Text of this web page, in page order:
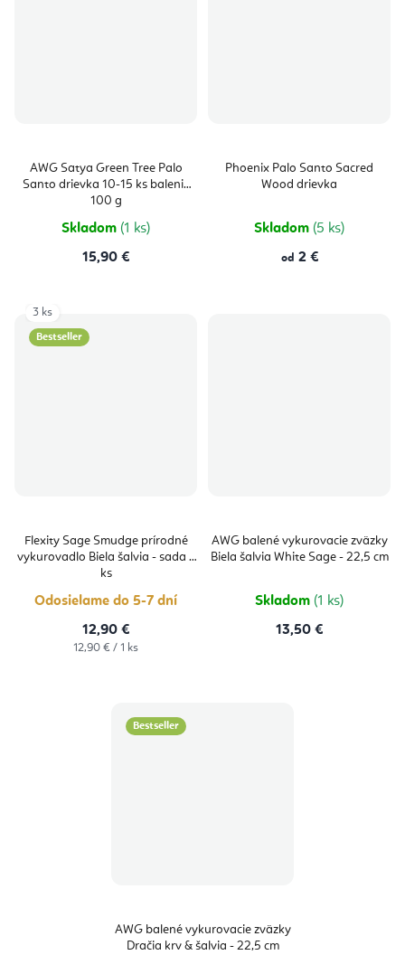
AWG Satya Green Tree Palo
Santo drievka 10-15 ks balenie
100 g
Skladom (1 ks)
15,90 €
Phoenix Palo Santo Sacred
Wood drievka
Skladom (5 ks)
od 2 €
Bestseller
Flexity Sage Smudge prírodné
vykurovadlo Biela šalvia - sada 3
ks
Odosielame do 5-7 dní
12,90 €
Jednotková
12,90 € / 1 ks
3 ks
AWG balené vykurovacie zväzky
Biela šalvia White Sage - 22,5 cm
Skladom (1 ks)
13,50 €
Bestseller
AWG balené vykurovacie zväzky
Dračia krv & šalvia - 22,5 cm